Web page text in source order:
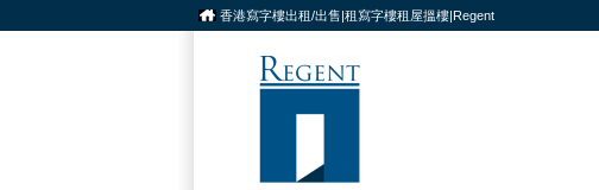
香港寫字樓出租/出售|租寫字樓租屋搵樓|Regent